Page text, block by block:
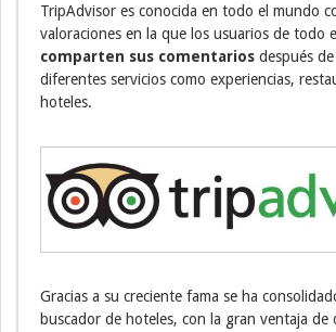
TripAdvisor es conocida en todo el mundo
valoraciones en la que los usuarios de todo
comparten sus comentarios después
diferentes servicios como experiencias,
hoteles.
Gracias a su creciente fama se ha
buscador de hoteles, con la gran ventaja de